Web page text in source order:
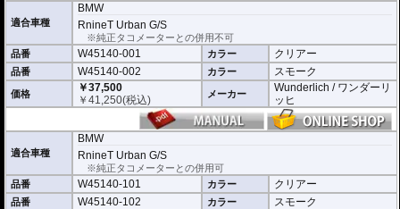
適合車種
BMW
RnineT Urban G/S
※純正タコメーターとの併用不可
品番
W45140-001 カラー クリアー
品番 W45140-002 カラー スモーク
価格
￥37,500
￥41,250(税込) メーカー
Wunderlich / ワンダーリ
ッヒ
適合車種
BMW
RnineT Urban G/S
※純正タコメーターとの併用可
品番
W45140-101 カラー クリアー
品番 W45140-102 カラー スモーク